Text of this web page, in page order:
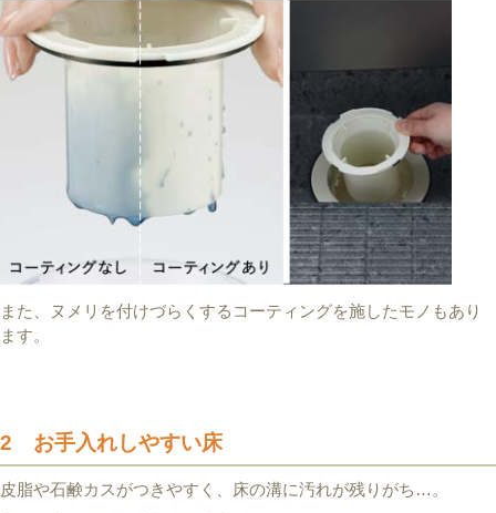
また、ヌメリを付けづらくするコーティングを施したモノもあり
ます。
2 お手入れしやすい床
皮脂や石鹸カスがつきやすく、床の溝に汚れが残りがち…。